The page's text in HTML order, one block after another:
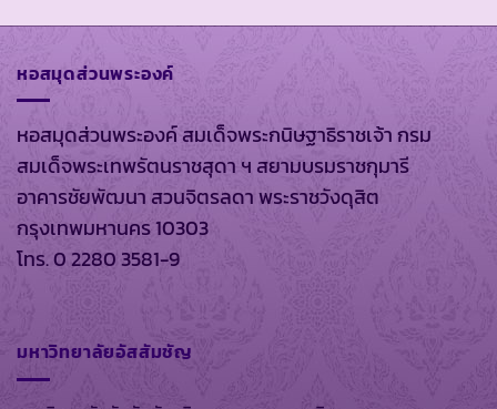
หอสมุดส่วนพระองค์
หอสมุดส่วนพระองค์ สมเด็จพระกนิษฐาธิราชเจ้า กรม
สมเด็จพระเทพรัตนราชสุดา ฯ สยามบรมราชกุมารี
อาคารชัยพัฒนา สวนจิตรลดา พระราชวังดุสิต
กรุงเทพมหานคร 10303
โทร. 0 2280 3581-9
มหาวิทยาลัยอัสสัมชัญ